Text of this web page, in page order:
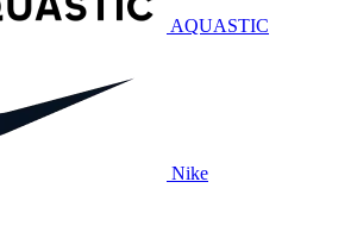
AQUASTIC
Nike